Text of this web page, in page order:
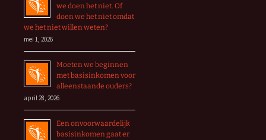
we doen het niet. Of
doen we het niet omdat
we het niet willen weten?
mei 1, 2026
Moeten we beginnen
met basisinkomen voor
alleenstaande ouders?
april 28, 2026
Een onvoorwaardelijk
basisinkomen gaat er